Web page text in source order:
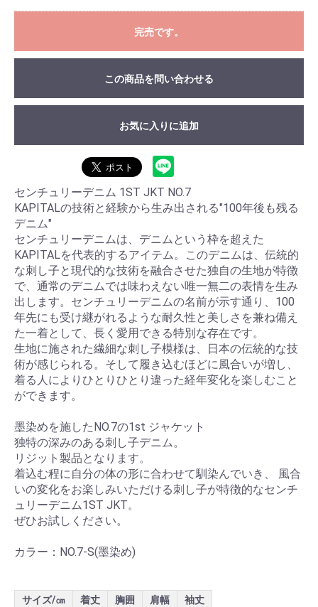
完売です。
この商品を問い合わせる
お気に入りに追加
センチュリーデニム 1ST JKT NO.7
KAPITALの技術と経験から生み出される"100年後も残る
デニム"
センチュリーデニムは、デニムという枠を超えた
KAPITALを代表的するアイテム。このデニムは、伝統的
な刺し子と現代的な技術を融合させた独自の生地が特徴
で、通常のデニムでは味わえない唯一無二の表情を生み
出します。センチュリーデニムの名前が示す通り、100
年先にも受け継がれるような耐久性と美しさを兼ね備え
た一着として、長く愛用できる特別な存在です。
生地に施された繊細な刺し子模様は、日本の伝統的な技
術が感じられる。そして履き込むほどに風合いが増し、
着る人によりひとりひとり違った経年変化を楽しむこと
ができます。
墨染めを施したNO.7の1st ジャケット
独特の深みのある刺し子デニム。
リジット製品となります。
着込む程に自分の体の形に合わせて馴染んでいき、 風合
いの変化をお楽しみいただける刺し子が特徴的なセンチ
ュリーデニム1ST JKT。
ぜひお試しください。
カラー：NO.7-S(墨染め)
サイズ/㎝ 着丈 胸囲 肩幅
袖丈